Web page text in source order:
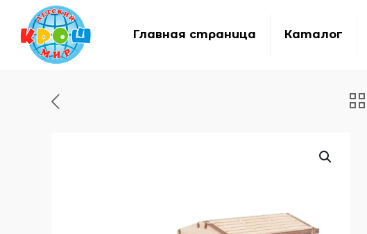
Главная страница Каталог